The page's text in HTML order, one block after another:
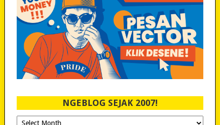
NGEBLOG SEJAK 2007!
Ngeblog